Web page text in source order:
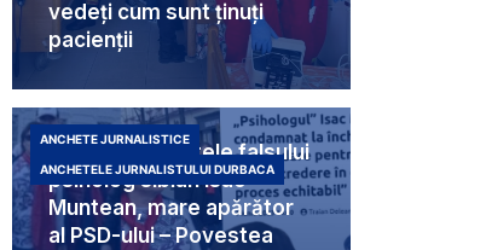
vedeți cum sunt ținuți
pacienții
Umbra din spatele falsului
psiholog sibian Isac
Muntean, mare apărător
al PSD-ului – Povestea
ANCHETE JURNALISTICE
ANCHETELE JURNALISTULUI DURBACA